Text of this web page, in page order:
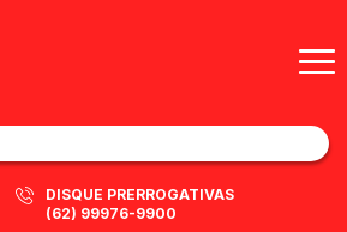
DISQUE PRERROGATIVAS
(62) 99976-9900